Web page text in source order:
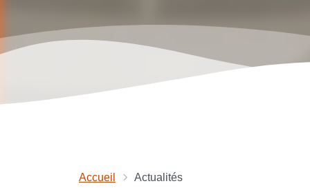
Accueil Actualités